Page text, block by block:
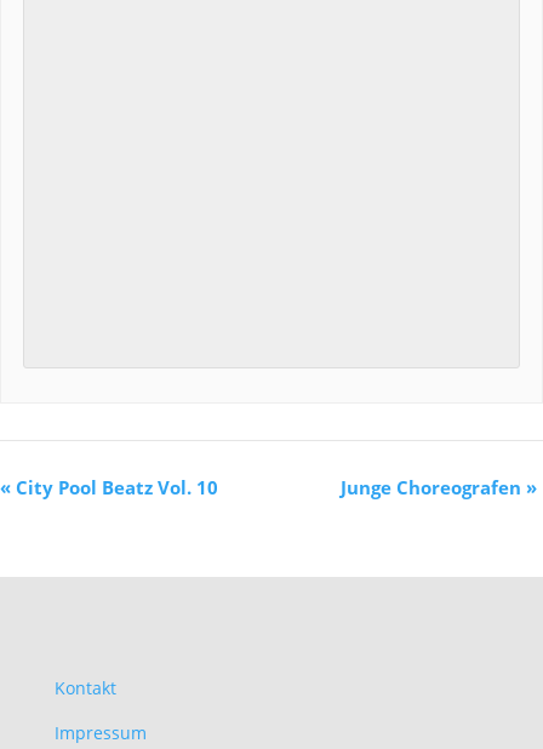
« City Pool Beatz Vol. 10 Junge Choreografen »
Kontakt
Impressum